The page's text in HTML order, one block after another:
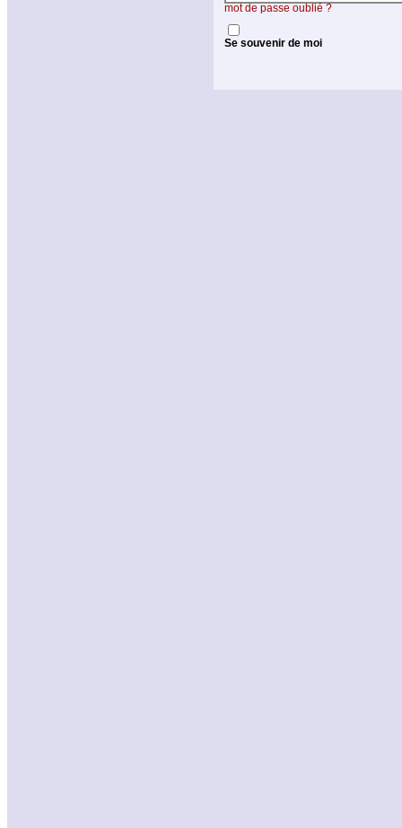
mot de passe oublié ?
Se souvenir de moi